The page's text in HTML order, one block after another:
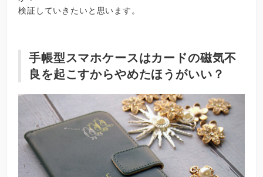
検証していきたいと思います。
手帳型スマホケースはカードの磁気不
良を起こすからやめたほうがいい？